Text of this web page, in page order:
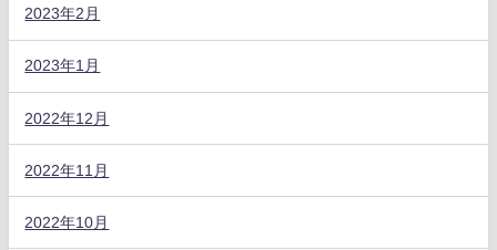
2023年2月
2023年1月
2022年12月
2022年11月
2022年10月